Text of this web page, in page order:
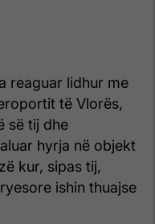
reaguar lidhur me
të Vlorës,
së tij dhe
hyrja në objekt
kur, sipas tij,
ishin thuajse